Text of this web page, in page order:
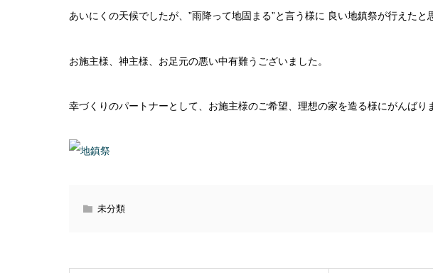
あいにくの天候でしたが、”雨降って地固まる”と言う様に 良い地鎮祭が行えたと
お施主様、神主様、お足元の悪い中有難うございました。
幸づくりのパートナーとして、お施主様のご希望、理想の家を造る様にがんばり
未分類